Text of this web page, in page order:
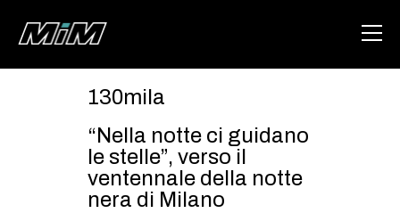
ABOUT
AREA
130mila
“Nella notte ci guidano
le stelle”, verso il
ventennale della notte
nera di Milano